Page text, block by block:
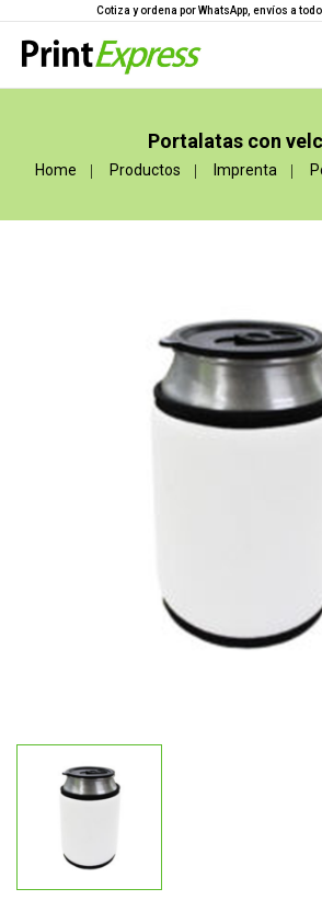
Cotiza y ordena por WhatsApp, envíos a
Portalatas con
Home Productos Imprenta